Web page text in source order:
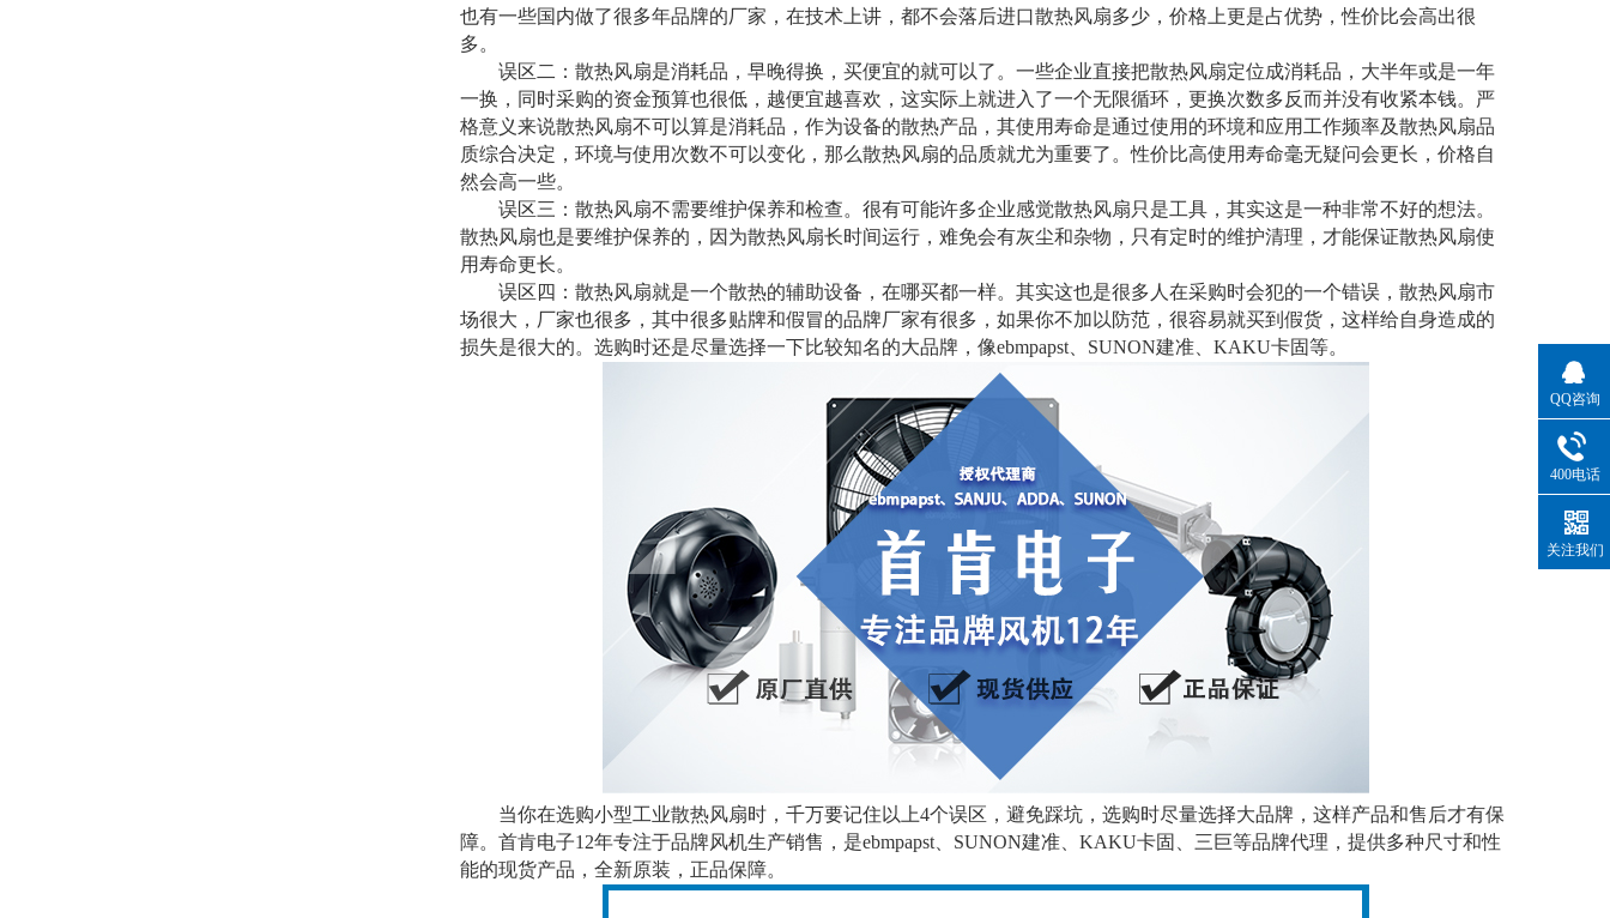
也有一些国内做了很多年品牌的厂家，在技术上讲，都不会落后进口散热风扇多少，价格上更是占优势，性价比会高出很
多。
误区二：散热风扇是消耗品，早晚得换，买便宜的就可以了。一些企业直接把散热风扇定位成消耗品，大半年或是一年
一换，同时采购的资金预算也很低，越便宜越喜欢，这实际上就进入了一个无限循环，更换次数多反而并没有收紧本钱。严
格意义来说散热风扇不可以算是消耗品，作为设备的散热产品，其使用寿命是通过使用的环境和应用工作频率及散热风扇品
质综合决定，环境与使用次数不可以变化，那么散热风扇的品质就尤为重要了。性价比高使用寿命毫无疑问会更长，价格自
然会高一些。
误区三：散热风扇不需要维护保养和检查。很有可能许多企业感觉散热风扇只是工具，其实这是一种非常不好的想法。
散热风扇也是要维护保养的，因为散热风扇长时间运行，难免会有灰尘和杂物，只有定时的维护清理，才能保证散热风扇使
用寿命更长。
误区四：散热风扇就是一个散热的辅助设备，在哪买都一样。其实这也是很多人在采购时会犯的一个错误，散热风扇市
场很大，厂家也很多，其中很多贴牌和假冒的品牌厂家有很多，如果你不加以防范，很容易就买到假货，这样给自身造成的
损失是很大的。选购时还是尽量选择一下比较知名的大品牌，像ebmpapst、SUNON建准、KAKU卡固等。
当你在选购小型工业散热风扇时，千万要记住以上4个误区，避免踩坑，选购时尽量选择大品牌，这样产品和售后才有保
障。首肯电子12年专注于品牌风机生产销售，是ebmpapst、SUNON建准、KAKU卡固、三巨等品牌代理，提供多种尺寸和性
能的现货产品，全新原装，正品保障。
QQ咨询
400电话
关注我们